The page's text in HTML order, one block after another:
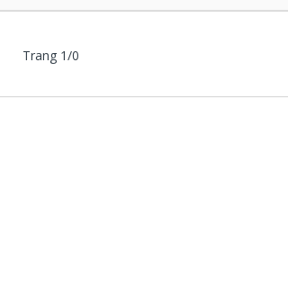
Trang 1/0